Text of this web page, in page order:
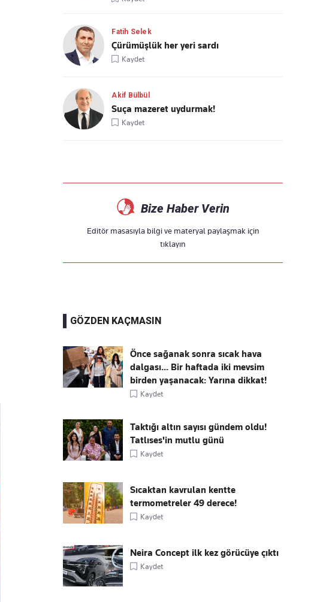
Fatih Selek
Çürümüşlük her yeri sardı
Kaydet
Akif Bülbül
Suça mazeret uydurmak!
Kaydet
Bize Haber Verin
Editör masasıyla bilgi ve materyal paylaşmak için
tıklayın
GÖZDEN KAÇMASIN
Önce sağanak sonra sıcak hava
dalgası... Bir haftada iki mevsim
birden yaşanacak: Yarına dikkat!
Kaydet
Taktığı altın sayısı gündem oldu!
Tatlıses'in mutlu günü
Kaydet
Sıcaktan kavrulan kentte
termometreler 49 derece!
Kaydet
Neira Concept ilk kez görücüye çıktı
Kaydet